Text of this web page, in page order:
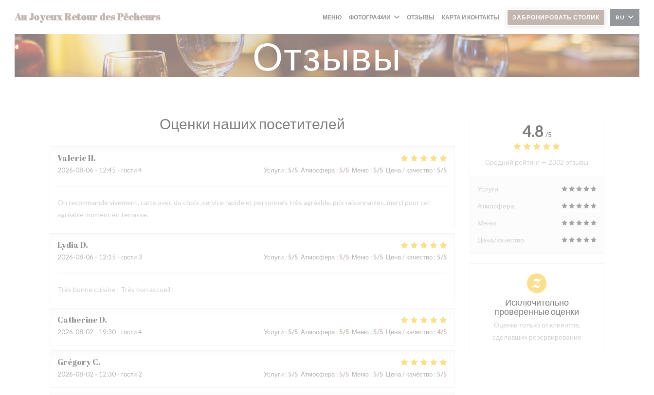
Au Joyeux Retour des Pêcheurs МЕНЮ ФОТОГРАФИИ ОТЗЫВЫ КАРТА И КОНТАКТЫ ЗАБРОНИРОВАТЬ СТОЛИК RU
Отзывы
Оценки наших посетителей
ValerieH
2026-08-06 - 12:45 - гости 4 Услуги: 5/5 Атмосфера : 5/5 Меню : 5/5 Цена / качество: 5/5
On recommande vivement, carte avec du choix ,service rapide et personnels très agréable, prix raisonnables..merci pour cet
agréable moment en terrasse.
LydiaD
2026-08-06 - 12:15 - гости 3 Услуги: 5/5 Атмосфера : 5/5 Меню : 5/5 Цена / качество: 5/5
Très bonne cuisine ! Très bon accueil !
CatherineD
2026-08-02 - 19:30 - гости 4 Услуги: 5/5 Атмосфера : 5/5 Меню : 5/5 Цена / качество: 4/5
GrégoryC
2026-08-02 - 12:30 - гости 2 Услуги: 5/5 Атмосфера : 5/5 Меню : 5/5 Цена / качество: 5/5
4.8 /5
Средний рейтинг — 2302 отзывы
Услуги
Атмосфера
Меню
Цена/качество
Исключительно
проверенные оценки
Оценки только от клиентов,
сделавших резервирование